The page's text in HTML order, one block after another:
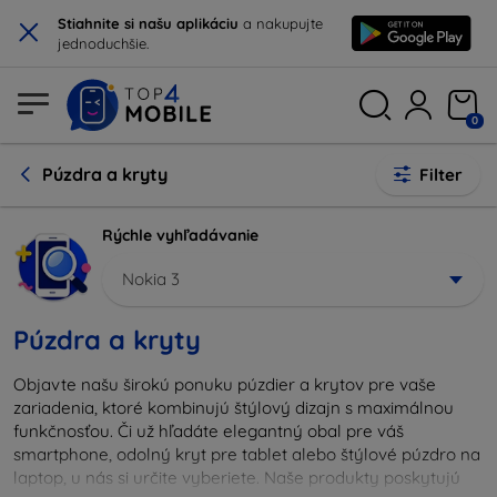
× Stiahnite si našu aplikáciu a nakupujte
jednoduchšie.
0
Púzdra a kryty Filter
Rýchle vyhľadávanie
Nokia 3
Púzdra a kryty
Objavte našu širokú ponuku púzdier a krytov pre vaše
zariadenia, ktoré kombinujú štýlový dizajn s maximálnou
funkčnosťou. Či už hľadáte elegantný obal pre váš
smartphone, odolný kryt pre tablet alebo štýlové púzdro na
laptop, u nás si určite vyberiete. Naše produkty poskytujú